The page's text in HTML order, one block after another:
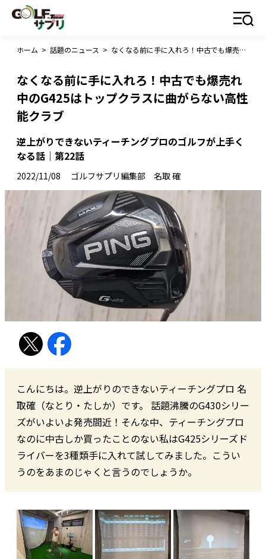
ホーム > 話題のニュース > なくなる前に手に入れろ！中古でも爆売れ中のG425はトップクラスに曲がらない高性能クラブ
なくなる前に手に入れろ！中古でも爆売れ
中のG425はトップクラスに曲がらない高性
能クラブ
逆上がりできないティーチングプロのゴルフが上手く
なる話｜第22話
2022/11/08 ゴルフサプリ編集部 名取 確
こんにちは。逆上がりのできないティーチングプロ 名
取確（なとり・たしか）です。 話題沸騰のG430シリー
ズがいよいよ発売間近！そんな中、ティーチングプロ
なのに中古しか買ったことのない私はG425シリーズド
ライバーを3種類手に入れて試してみました。こうい
うのをあまのじゃくと言うのでしょうか。